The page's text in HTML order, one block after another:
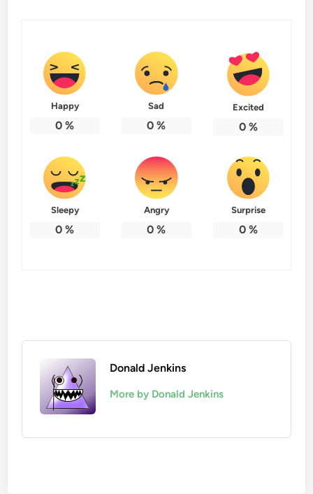
Happy
0 %
Sad
0 %
Excited
0%
Sleepy
0 %
Angry
0 %
Surprise
0%
Donald Jenkins
More by Donald Jenkins